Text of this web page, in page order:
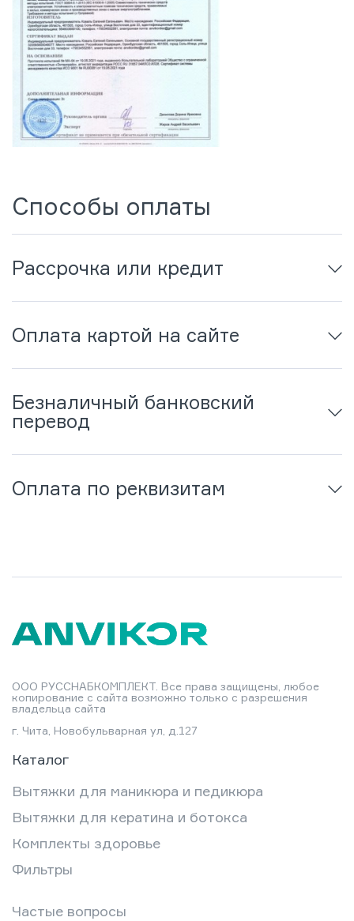
Способы оплаты
Рассрочка или кредит
Оплата картой на сайте
Безналичный банковский
перевод
Оплата по реквизитам
ООО РУССНАБКОМПЛЕКТ. Все права защищены, любое
копирование с сайта возможно только с разрешения
владельца сайта
г. Чита, Новобульварная ул, д.127
Каталог
Вытяжки для маникюра и педикюра
Вытяжки для кератина и ботокса
Комплекты здоровье
Фильтры
Частые вопросы